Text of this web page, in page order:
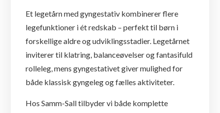
Et legetårn med gyngestativ kombinerer flere
legefunktioner i ét redskab – perfekt til børn i
forskellige aldre og udviklingsstadier. Legetårnet
inviterer til klatring, balanceøvelser og fantasifuld
rolleleg, mens gyngestativet giver mulighed for
både klassisk gyngeleg og fælles aktiviteter.
Hos Samm-Sall tilbyder vi både komplette